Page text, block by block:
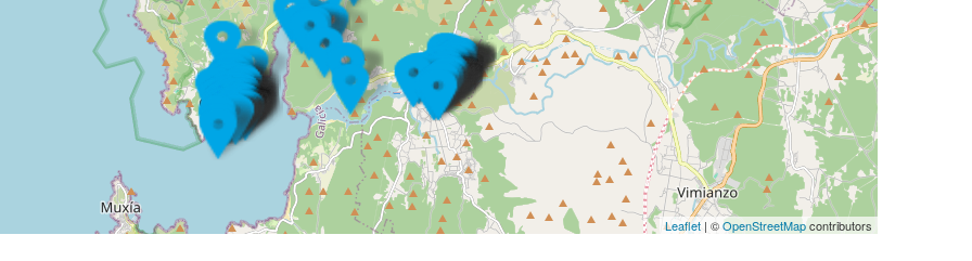
Leaflet | ©OpenStreetMapcontributors